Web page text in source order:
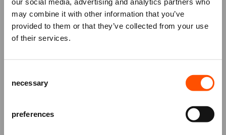
may combine it with other information that you’ve
provided to them or that they’ve collected from your use
of their services.
Selection
necessary
preferences
voorafgaand aan de voorstelling om 17.30 uur
genieten van een heerlijk driegangendiner.
Reserveren kan direct tijdens het bestelproces. De
alvast het menu!
Mis niks
en speciale aanbiedingen!